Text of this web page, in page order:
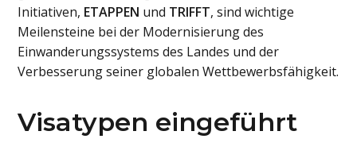
Initiativen, ETAPPEN und TRIFFT, sind wichtige
Meilensteine bei der Modernisierung des
Einwanderungssystems des Landes und der
Verbesserung seiner globalen Wettbewerbsfähigkeit.
Visatypen eingeführt